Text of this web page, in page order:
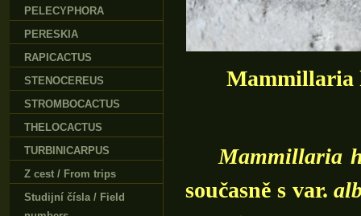
Mammillaria
Mammillaria
současně s var.
PELECYPHORA
PERESKIA
RAPICACTUS
STENOCEREUS
STROMBOCACTUS
THELOCACTUS
TURBINICARPUS
Z cest / From trips
Studijní čísla / Field